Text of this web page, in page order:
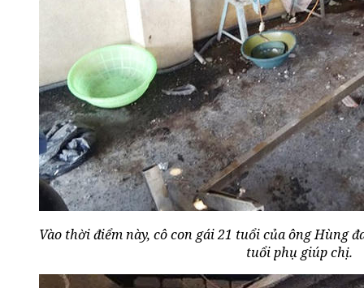
Vào thời điểm này, cô con gái 21 tuổi của ông Hùng
tuổi phụ giúp chị.